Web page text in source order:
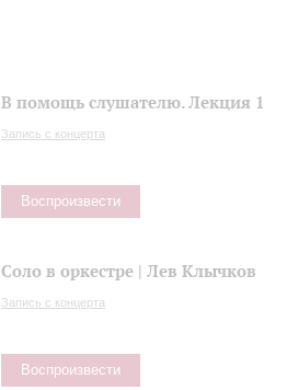
В помощь слушателю. Лекция 1
Запись с концерта
Воспроизвести
Соло в оркестре | Лев Клычков
Запись с концерта
Воспроизвести